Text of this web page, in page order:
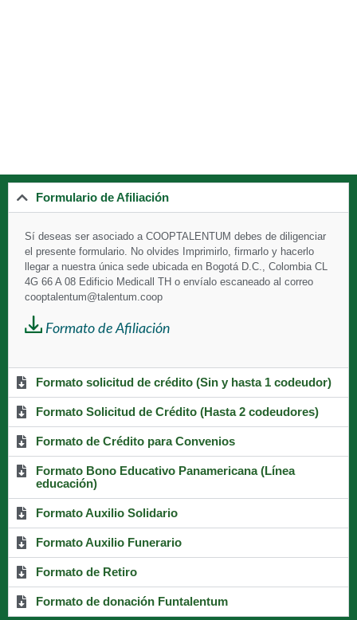
Formulario de Afiliación
Sí deseas ser asociado a COOPTALENTUM debes de diligenciar
el presente formulario. No olvides Imprimirlo, firmarlo y hacerlo
llegar a nuestra única sede ubicada en Bogotá D.C., Colombia CL
4G 66 A 08 Edificio Medicall TH o envíalo escaneado al correo
cooptalentum@talentum.coop
Formato de Afiliación
Formato solicitud de crédito (Sin y hasta 1 codeudor)
Formato Solicitud de Crédito (Hasta 2 codeudores)
Formato de Crédito para Convenios
Formato Bono Educativo Panamericana (Línea
educación)
Formato Auxilio Solidario
Formato Auxilio Funerario
Formato de Retiro
Formato de donación Funtalentum